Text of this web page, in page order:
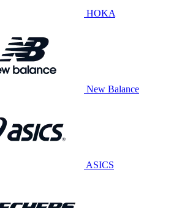
HOKA
New Balance
ASICS